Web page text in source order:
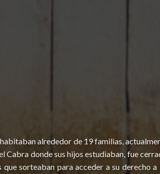
alrededor de 19 familias,
Cabra donde sus hijos estudiaban, fue
sorteaban para acceder a su derecho